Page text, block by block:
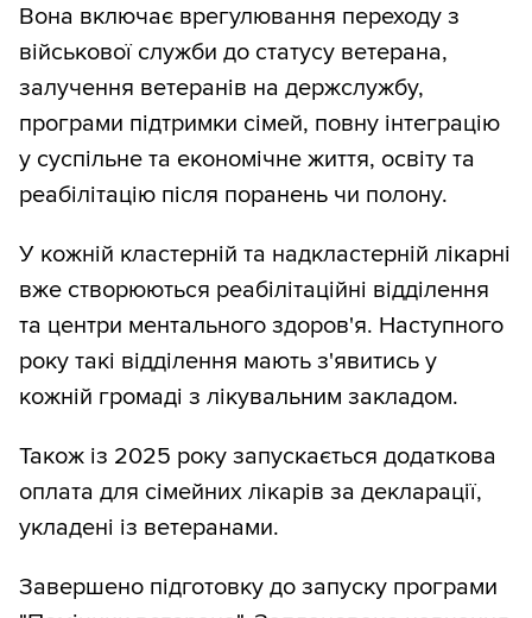
Вона включає врегулювання переходу з
військової служби до статусу ветерана,
залучення ветеранів на держслужбу,
програми підтримки сімей, повну інтеграцію
у суспільне та економічне життя, освіту та
реабілітацію після поранень чи полону.
У кожній кластерній та надкластерній лікарні
вже створюються реабілітаційні відділення
та центри ментального здоров'я. Наступного
року такі відділення мають з'явитись у
кожній громаді з лікувальним закладом.
Також із 2025 року запускається додаткова
оплата для сімейних лікарів за декларації,
укладені із ветеранами.
Завершено підготовку до запуску програми